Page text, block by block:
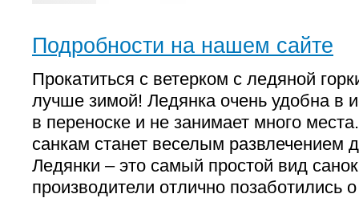
Подробности на нашем сайте
Прокатиться с ветерком с ледяной
лучше зимой! Ледянка очень удобна в
в переноске и не занимает много
санкам станет веселым развлечением
Ледянки – это самый простой вид
производители отлично позаботились